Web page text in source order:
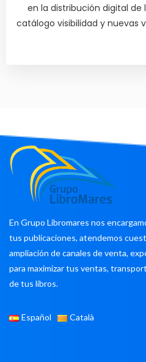
en la distribución digital de
catálogo visibilidad y nuevas
En Grupo Libromares nos
tus publicaciones, atendemos
ampliación de canales de venta,
para maximizar tus ventas,
de tus libros.
Español Català